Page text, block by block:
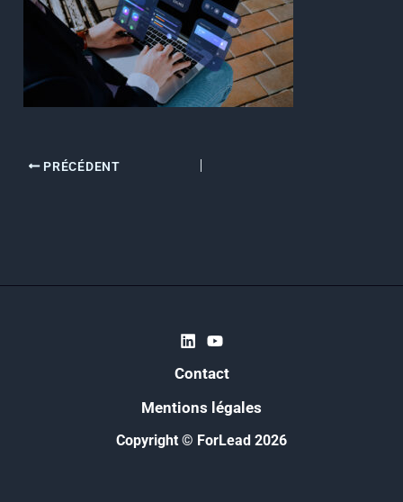
PRÉCÉDENT
Contact
Mentions légales
Copyright © ForLead 2026